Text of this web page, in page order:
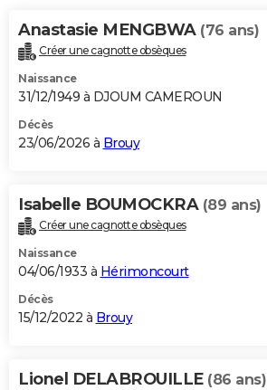
Alimentation
Guide de la santé
Maladies
Médicaments
Sommeil
VOYAGE
Destinations
City break
Voyage nature
Voyage de noces
Forum
Climat
+PHOTO
GUIDES D'ACHAT
CARTE DE VOEUX
Carte de Noël
Carte Bonne année
Carte Saint-Valentin
Carte Pâques
Carte d'anniversaire
DICTIONNAIRE
Dictionnaire
Biographies
Citations
Expressions
Proverbes
PROGRAMME TV
COPAINS D'AVANT
FORUM
Anastasie MENGBWA (76 ans)
Créer une cagnotte obsèques
Naissance
31/12/1949 à DJOUM CAMEROUN
Décès
23/06/2026 à Brouy
Isabelle BOUMOCKRA (89 ans)
Créer une cagnotte obsèques
Naissance
04/06/1933 à Hérimoncourt
Décès
15/12/2022 à Brouy
Lionel DELABROUILLE (86 ans)